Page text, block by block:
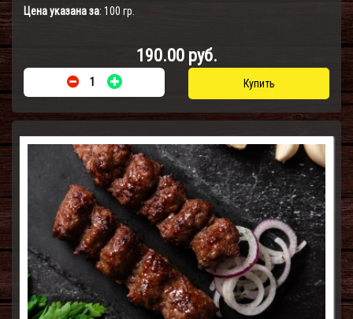
Цена указана за: 100 гр.
190.00 руб.
Купить